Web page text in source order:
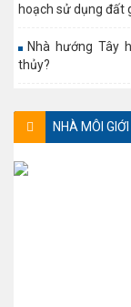
hoạch sử dụng đất
Nhà hướng Tây
thủy?
NHÀ MÔI